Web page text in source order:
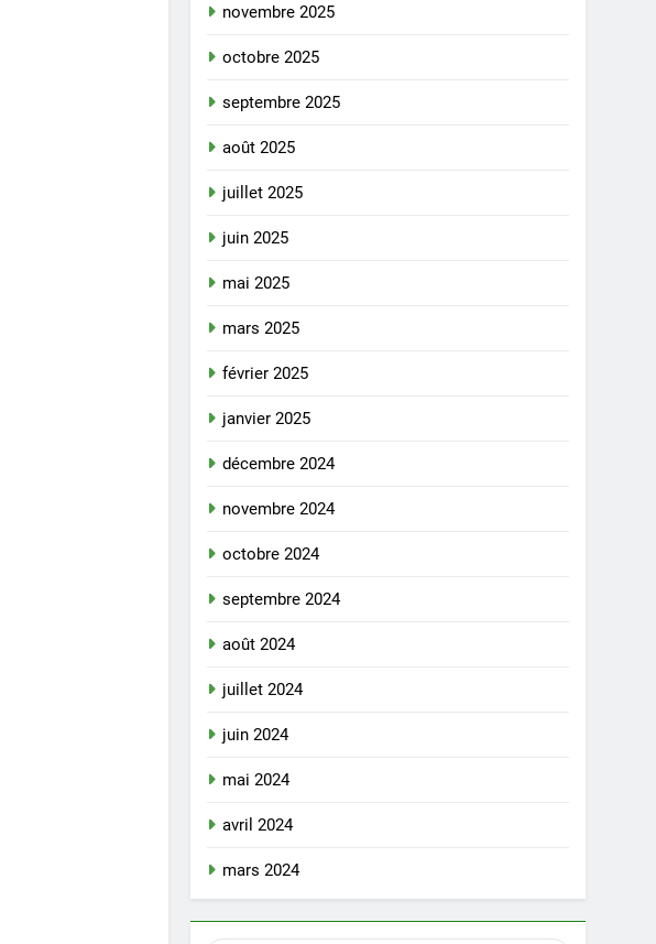
novembre 2025
octobre 2025
septembre 2025
août 2025
juillet 2025
juin 2025
mai 2025
mars 2025
février 2025
janvier 2025
décembre 2024
novembre 2024
octobre 2024
septembre 2024
août 2024
juillet 2024
juin 2024
mai 2024
avril 2024
mars 2024